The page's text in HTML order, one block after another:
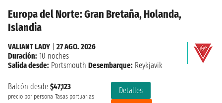
Europa del Norte: Gran Bretaña, Holanda,
Islandia
Balcón desde $47,123
precio por persona Tasas portuarias
Detalles
VALIANT LADY
27 AGO. 2026
Duración: 10 noches
Salida desde: Portsmouth Desembarque: Reykjavik